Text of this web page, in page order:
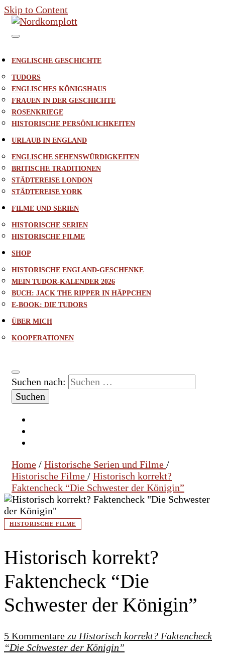
Skip to Content
ENGLISCHE GESCHICHTE
TUDORS
ENGLISCHES KÖNIGSHAUS
FRAUEN IN DER GESCHICHTE
ROSENKRIEGE
HISTORISCHE PERSÖNLICHKEITEN
URLAUB IN ENGLAND
ENGLISCHE SEHENSWÜRDIGKEITEN
BRITISCHE TRADITIONEN
STÄDTEREISE LONDON
STÄDTEREISE YORK
FILME UND SERIEN
HISTORISCHE SERIEN
HISTORISCHE FILME
SHOP
HISTORISCHE ENGLAND-GESCHENKE
MEIN TUDOR-KALENDER 2026
BUCH: JACK THE RIPPER IN HÄPPCHEN
E-BOOK: DIE TUDORS
ÜBER MICH
KOOPERATIONEN
Suchen nach:
Home / Historische Serien und Filme /
Historische Filme / Historisch korrekt?
Faktencheck “Die Schwester der Königin”
HISTORISCHE FILME
Historisch korrekt?
Faktencheck “Die
Schwester der Königin”
5 Kommentare zu Historisch korrekt? Faktencheck
“Die Schwester der Königin”